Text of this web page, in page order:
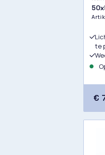
te
€